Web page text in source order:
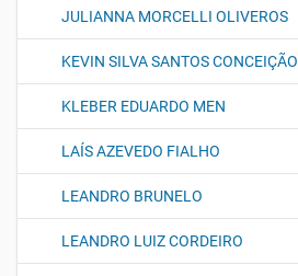
JULIANNA MORCELLI OLIVEROS
KEVIN SILVA SANTOS CONCEIÇÃO
KLEBER EDUARDO MEN
LAÍS AZEVEDO FIALHO
LEANDRO BRUNELO
LEANDRO LUIZ CORDEIRO